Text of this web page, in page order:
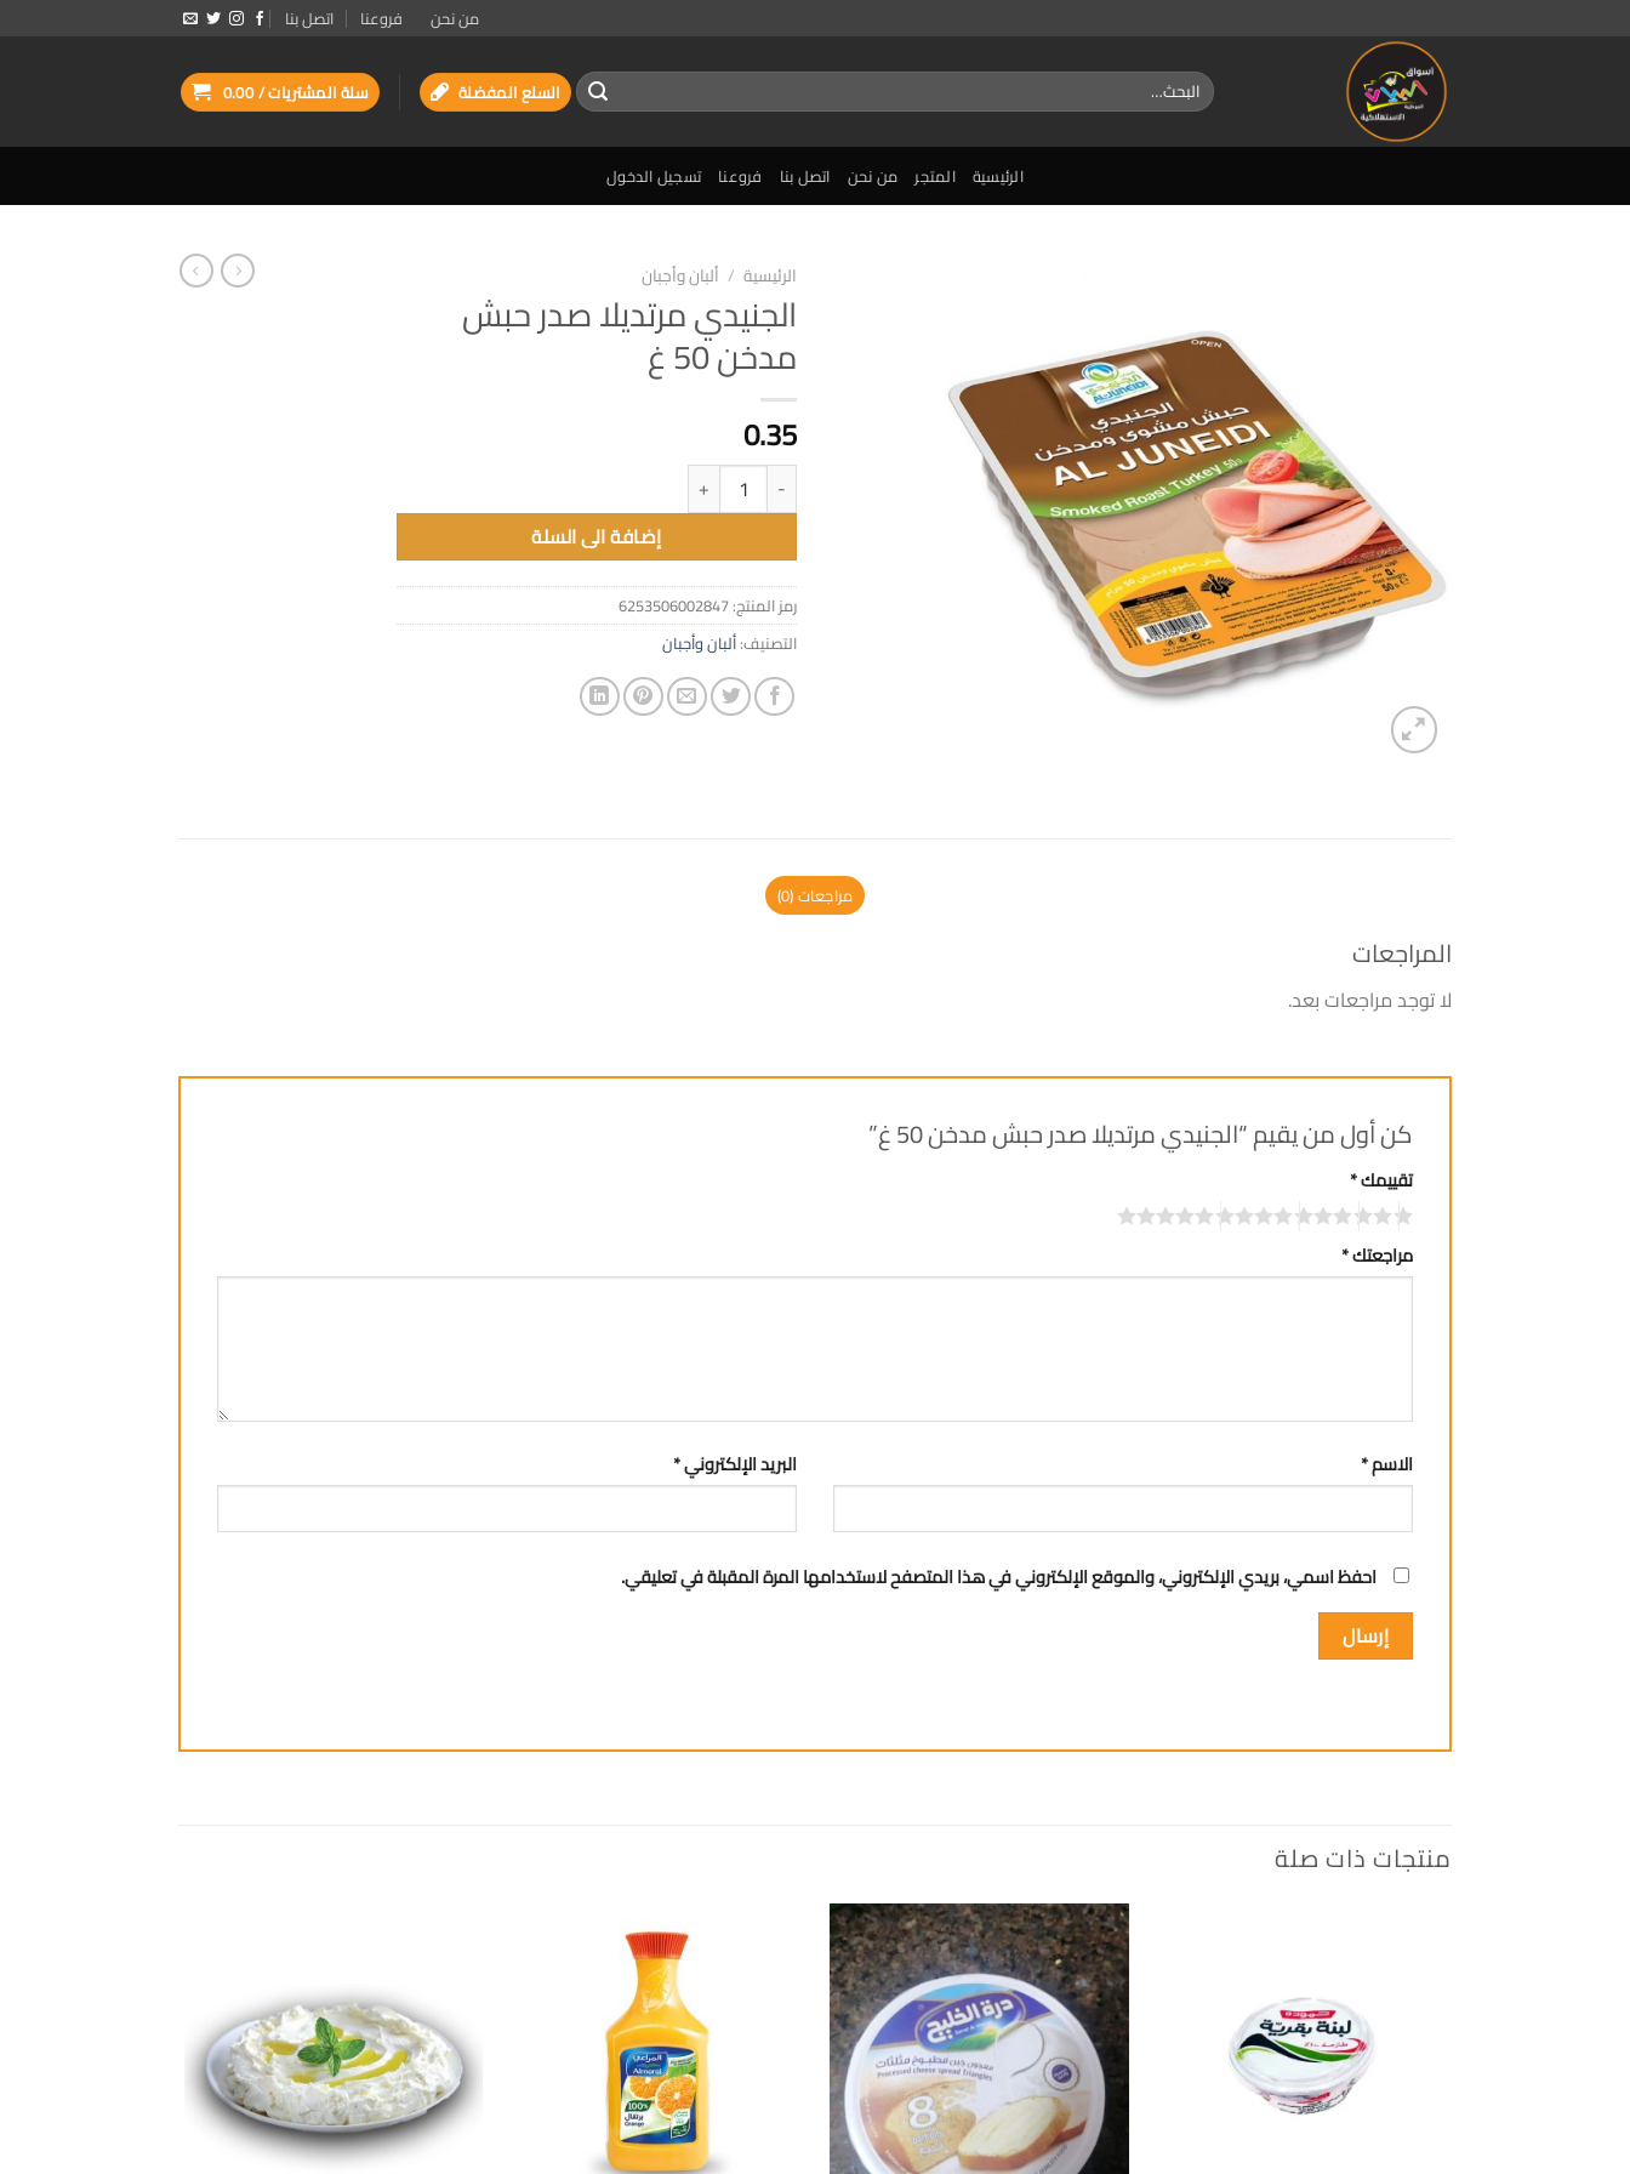
من نحن فروعنا اتصل بنا
البحث
عن:
السلع المفضلة سلة المشتريات /0.00
الرئيسية المتجر من نحن اتصل بنا فروعنا تسجيل الدخول
المفضلة
الرئيسية / ألبان وأجبان
الجنيدي مرتديلا صدر حبش
مدخن 50 غ
0.35
كمية الجنيدي مرتديلا صدر حبش مدخن 50 غ
إضافة الى السلة
رمز المنتج:6253506002847
التصنيف:ألبان وأجبان
مراجعات (0)
المراجعات
لا توجد مراجعات بعد.
كن أول من يقيم “الجنيدي مرتديلا صدر حبش مدخن 50 غ”
تقييمك*
مراجعتك*
الاسم* البريد الإلكتروني*
احفظ اسمي، بريدي الإلكتروني، والموقع الإلكتروني في هذا المتصفح لاستخدامها المرة المقبلة في تعليقي.
منتجات ذات صلة
إضافة
الى
المفضلة